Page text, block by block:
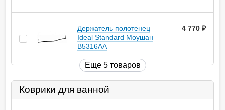
Держатель полотенец
Ideal Standard Моушан
B5316AA
4 770
Еще 5 товаров
Коврики для ванной